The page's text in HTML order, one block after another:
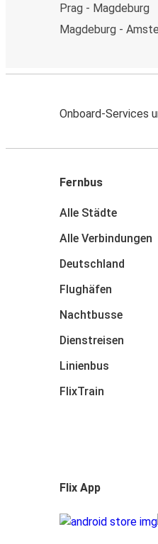
Prag - Magdeburg
Magdeburg -
Onboard-Services
Fernbus
Alle Städte
Alle Verbindungen
Deutschland
Flughäfen
Nachtbusse
Dienstreisen
Linienbus
FlixTrain
Flix App